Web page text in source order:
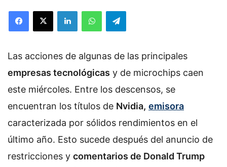
l
w
X
Las acciones de algunas de las principales
empresas tecnológicas y de microchips caen
este miércoles. Entre los descensos, se
encuentran los títulos de Nvidia, emisora
caracterizada por sólidos rendimientos en el
último año. Esto sucede después del anuncio de
restricciones y comentarios de Donald Trump